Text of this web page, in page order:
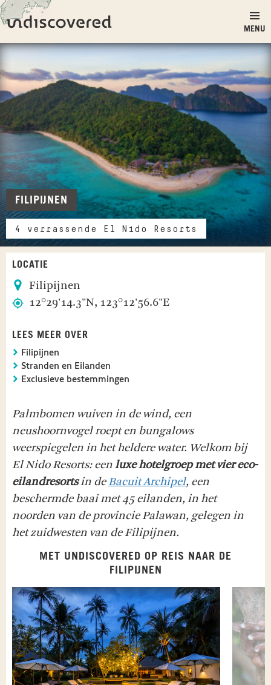
Ga naar inhoud
Undiscovered
MENU
FILIPIJNEN
4 verrassende El Nido Resorts
LOCATIE
Filipijnen
12°29'14.3"N, 123°12'56.6"E
LEES MEER OVER
Filipijnen
Stranden en Eilanden
Exclusieve bestemmingen
Palmbomen wuiven in de wind, een
neushoornvogel roept en bungalows
weerspiegelen in het heldere water. Welkom bij
El Nido Resorts: eenluxe hotelgroep met vier eco-
eilandresortsin deBacuit Archipel, een
beschermde baai met 45 eilanden, in het
noorden van de provincie Palawan, gelegen in
het zuidwesten van de Filipijnen.
MET UNDISCOVERED OP REIS NAAR DE
FILIPIJNEN